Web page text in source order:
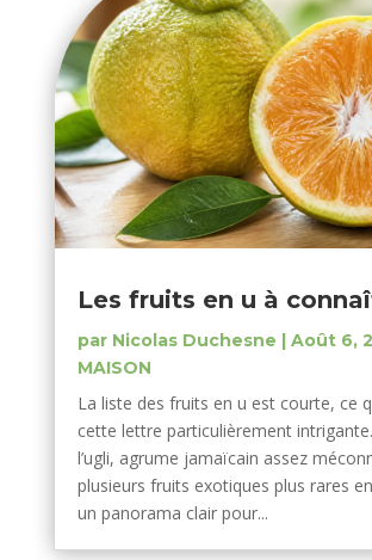
Les fruits en u à
par Nicolas Duchesne | Août 6,
MAISON
La liste des fruits en u est courte, ce
cette lettre particulièrement
l’ugli, agrume jamaïcain assez
plusieurs fruits exotiques plus rares
un panorama clair pour...